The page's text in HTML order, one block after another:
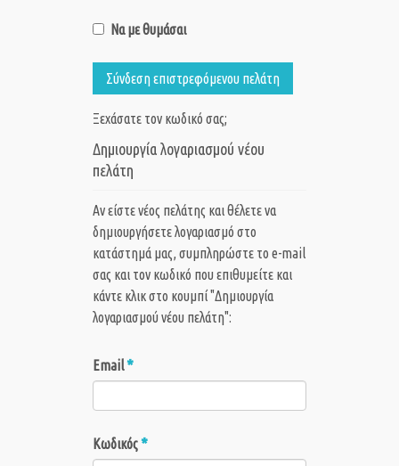
Να με θυμάσαι
Σύνδεση επιστρεφόμενου πελάτη
Ξεχάσατε τον κωδικό σας;
Δημιουργία λογαριασμού νέου
πελάτη
Αν είστε νέος πελάτης και θέλετε να
δημιουργήσετε λογαριασμό στο
κατάστημά μας, συμπληρώστε το e-mail
σας και τον κωδικό που επιθυμείτε και
κάντε κλικ στο κουμπί "Δημιουργία
λογαριασμού νέου πελάτη":
Email*
Κωδικός*